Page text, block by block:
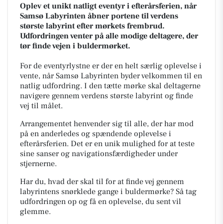
Oplev et unikt natligt eventyr i efterårsferien, når
Samsø Labyrinten åbner portene til verdens
største labyrint efter mørkets frembrud.
Udfordringen venter på alle modige deltagere, der
tør finde vejen i buldermørket.
For de eventyrlystne er der en helt særlig oplevelse i
vente, når Samsø Labyrinten byder velkommen til en
natlig udfordring. I den tætte mørke skal deltagerne
navigere gennem verdens største labyrint og finde
vej til målet.
Arrangementet henvender sig til alle, der har mod
på en anderledes og spændende oplevelse i
efterårsferien. Det er en unik mulighed for at teste
sine sanser og navigationsfærdigheder under
stjernerne.
Har du, hvad der skal til for at finde vej gennem
labyrintens snørklede gange i buldermørke? Så tag
udfordringen op og få en oplevelse, du sent vil
glemme.